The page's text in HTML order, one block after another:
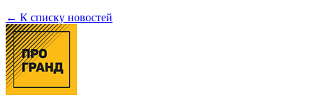
← К списку новостей